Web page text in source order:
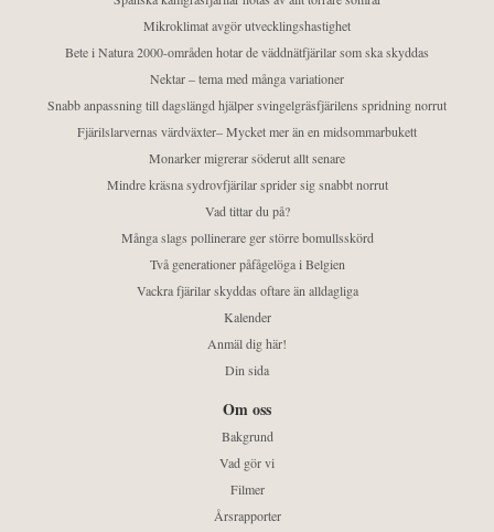
Mikroklimat avgör utvecklingshastighet
Bete i Natura 2000-områden hotar de väddnätfjärilar som ska skyddas
Nektar – tema med många variationer
Snabb anpassning till dagslängd hjälper svingelgräsfjärilens spridning norrut
Fjärilslarvernas värdväxter– Mycket mer än en midsommarbukett
Monarker migrerar söderut allt senare
Mindre kräsna sydrovfjärilar sprider sig snabbt norrut
Vad tittar du på?
Många slags pollinerare ger större bomullsskörd
Två generationer påfågelöga i Belgien
Vackra fjärilar skyddas oftare än alldagliga
Kalender
Anmäl dig här!
Din sida
Om oss
Bakgrund
Vad gör vi
Filmer
Årsrapporter